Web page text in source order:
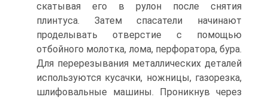
скатывая его в рулон после снятия
плинтуса. Затем спасатели начинают
проделывать отверстие с помощью
отбойного молотка, лома, перфоратора, бура.
Для перерезывания металлических деталей
используются кусачки, ножницы, газорезка,
шлифовальные машины. Проникнув через